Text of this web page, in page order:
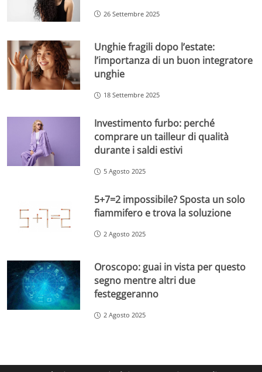
26 Settembre 2025
Unghie fragili dopo l’estate:
l’importanza di un buon integratore
unghie
18 Settembre 2025
Investimento furbo: perché
comprare un tailleur di qualità
durante i saldi estivi
5 Agosto 2025
5+7=2 impossibile? Sposta un solo
fiammifero e trova la soluzione
2 Agosto 2025
Oroscopo: guai in vista per questo
segno mentre altri due
festeggeranno
2 Agosto 2025